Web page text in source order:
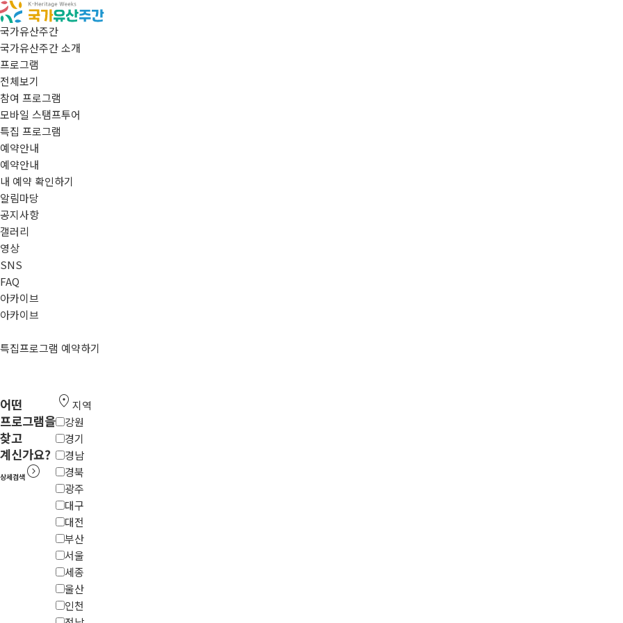
국가유산주간
국가유산주간 소개
프로그램
전체보기
참여 프로그램
모바일 스탬프투어
특집 프로그램
예약안내
예약안내
내 예약 확인하기
알림마당
공지사항
갤러리
영상
SNS
FAQ
아카이브
아카이브
특집프로그램 예약하기
어떤
프로그램을
찾고
계신가요?
상세검색 expand_circle_right
location_on 지역
강원
경기
경남
경북
광주
대구
대전
부산
서울
세종
울산
인천